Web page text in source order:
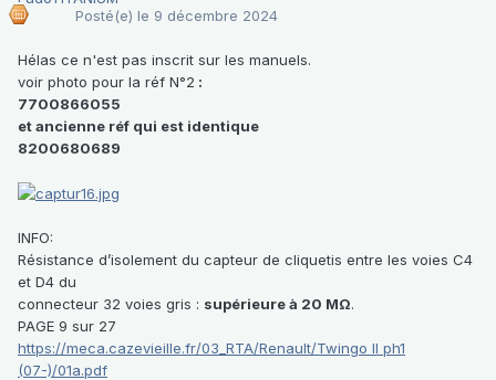
Posté(e) le 9 décembre 2024
Hélas ce n'est pas inscrit sur les manuels.
voir photo pour la réf N°2 :
7700866055
et ancienne réf qui est identique
8200680689
INFO:
Résistance d’isolement du capteur de cliquetis entre les voies C4
et D4 du
connecteur 32 voies gris : supérieure à 20 MΩ.
PAGE 9 sur 27
https://meca.cazevieille.fr/03_RTA/Renault/Twingo II ph1
(07-)/01a.pdf